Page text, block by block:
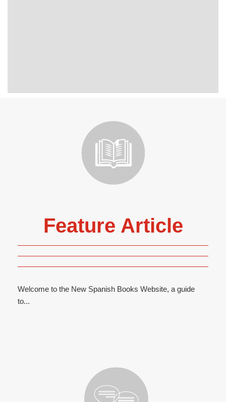
Feature Article
Welcome to the New Spanish Books Website, a guide
to...